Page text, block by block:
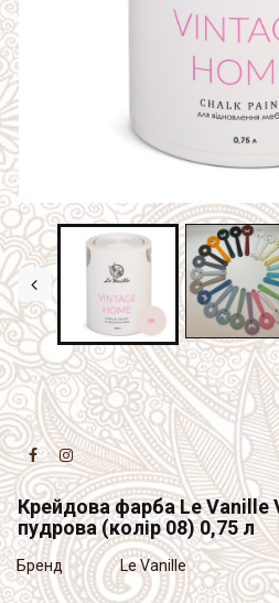
 
Крейдова фарба Le Vanille
пудрова (колір 08) 0,75 л
Бренд Le Vanille